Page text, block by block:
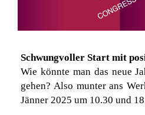
Schwungvoller Start mit
Wie könnte man das neue
gehen? Also munter ans
Jänner 2025 um 10.30 und